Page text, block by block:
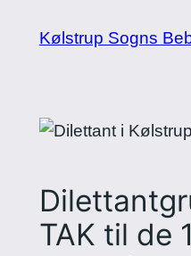
Kølstrup Sogns
TAK til de